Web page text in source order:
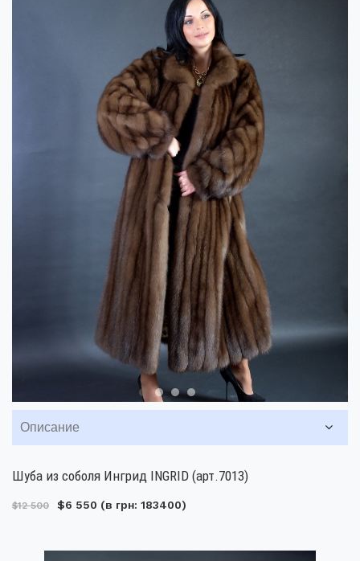
Описание
Шуба из соболя Ингрид INGRID (арт.7013)
$12 500 $6 550 (в грн: 183400)